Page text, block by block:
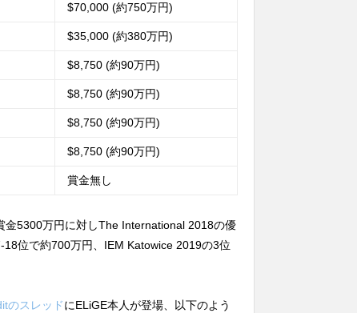
$70,000 (約750万円)
$35,000 (約380万円)
$8,750 (約90万円)
$8,750 (約90万円)
$8,750 (約90万円)
$8,750 (約90万円)
賞金無し
金5300万円に対しThe International 2018の優
位で約700万円、IEM Katowice 2019の3位
のスレッドにELiGE本人が登場、以下のよう